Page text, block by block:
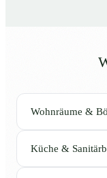
Wohnräume &
Küche &